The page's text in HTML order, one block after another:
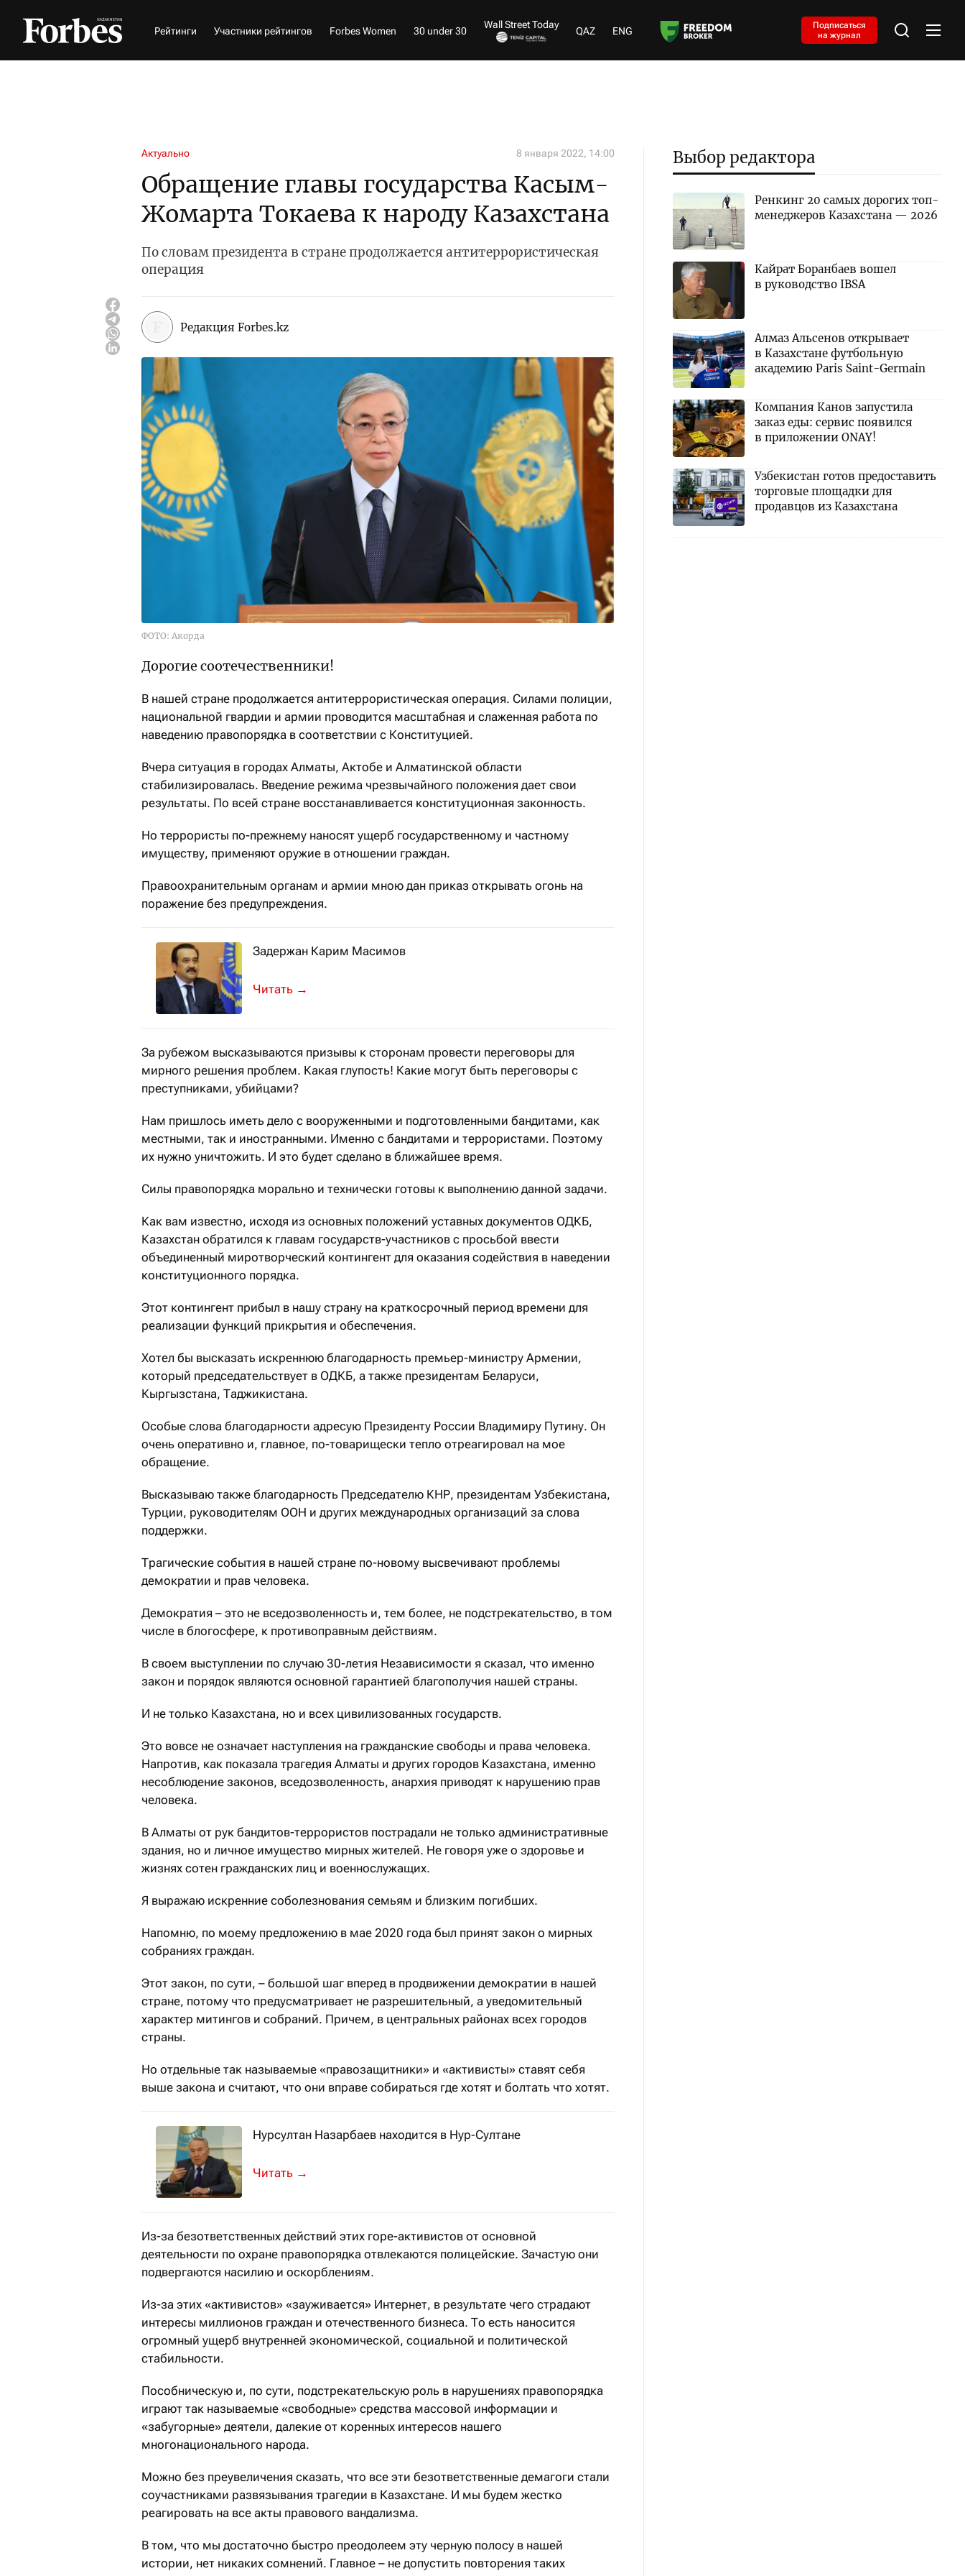
Рейтинги Участники рейтингов Forbes Women 30 under 30
Wall Street Today
QAZ ENG
Подписаться
на журнал
Актуально 8 января 2022, 14:00
Обращение главы государства Касым-
Жомарта Токаева к народу Казахстана
По словам президента в стране продолжается антитеррористическая
операция
Редакция Forbes.kz
ФОТО: Акорда
Дорогие соотечественники!
В нашей стране продолжается антитеррористическая операция. Силами полиции,
национальной гвардии и армии проводится масштабная и слаженная работа по
наведению правопорядка в соответствии с Конституцией.
Вчера ситуация в городах Алматы, Актобе и Алматинской области
стабилизировалась. Введение режима чрезвычайного положения дает свои
результаты. По всей стране восстанавливается конституционная законность.
Но террористы по-прежнему наносят ущерб государственному и частному
имуществу, применяют оружие в отношении граждан.
Правоохранительным органам и армии мною дан приказ открывать огонь на
поражение без предупреждения.
Задержан Карим Масимов
Об этом сообщает Комитет национальной безопасности
→
За рубежом высказываются призывы к сторонам провести переговоры для
мирного решения проблем. Какая глупость! Какие могут быть переговоры с
преступниками, убийцами?
Нам пришлось иметь дело с вооруженными и подготовленными бандитами, как
местными, так и иностранными. Именно с бандитами и террористами. Поэтому
их нужно уничтожить. И это будет сделано в ближайшее время.
Силы правопорядка морально и технически готовы к выполнению данной задачи.
Как вам известно, исходя из основных положений уставных документов ОДКБ,
Казахстан обратился к главам государств-участников с просьбой ввести
объединенный миротворческий контингент для оказания содействия в наведении
конституционного порядка.
Этот контингент прибыл в нашу страну на краткосрочный период времени для
реализации функций прикрытия и обеспечения.
Хотел бы высказать искреннюю благодарность премьер-министру Армении,
который председательствует в ОДКБ, а также президентам Беларуси,
Кыргызстана, Таджикистана.
Особые слова благодарности адресую Президенту России Владимиру Путину. Он
очень оперативно и, главное, по-товарищески тепло отреагировал на мое
обращение.
Высказываю также благодарность Председателю КНР, президентам Узбекистана,
Турции, руководителям ООН и других международных организаций за слова
поддержки.
Трагические события в нашей стране по-новому высвечивают проблемы
демократии и прав человека.
Демократия – это не вседозволенность и, тем более, не подстрекательство, в том
числе в блогосфере, к противоправным действиям.
В своем выступлении по случаю 30-летия Независимости я сказал, что именно
закон и порядок являются основной гарантией благополучия нашей страны.
И не только Казахстана, но и всех цивилизованных государств.
Это вовсе не означает наступления на гражданские свободы и права человека.
Напротив, как показала трагедия Алматы и других городов Казахстана, именно
несоблюдение законов, вседозволенность, анархия приводят к нарушению прав
человека.
В Алматы от рук бандитов-террористов пострадали не только административные
здания, но и личное имущество мирных жителей. Не говоря уже о здоровье и
жизнях сотен гражданских лиц и военнослужащих.
Я выражаю искренние соболезнования семьям и близким погибших.
Напомню, по моему предложению в мае 2020 года был принят закон о мирных
собраниях граждан.
Этот закон, по сути, – большой шаг вперед в продвижении демократии в нашей
стране, потому что предусматривает не разрешительный, а уведомительный
характер митингов и собраний. Причем, в центральных районах всех городов
страны.
Но отдельные так называемые «правозащитники» и «активисты» ставят себя
выше закона и считают, что они вправе собираться где хотят и болтать что хотят.
Нурсултан Назарбаев находится в Нур-Султане
Об этом сообщил пресс-секретарь первого президента Казахстана
→
Из-за безответственных действий этих горе-активистов от основной
деятельности по охране правопорядка отвлекаются полицейские. Зачастую они
подвергаются насилию и оскорблениям.
Из-за этих «активистов» «зауживается» Интернет, в результате чего страдают
интересы миллионов граждан и отечественного бизнеса. То есть наносится
огромный ущерб внутренней экономической, социальной и политической
стабильности.
Пособническую и, по сути, подстрекательскую роль в нарушениях правопорядка
играют так называемые «свободные» средства массовой информации и
«забугорные» деятели, далекие от коренных интересов нашего
многонационального народа.
Можно без преувеличения сказать, что все эти безответственные демагоги стали
соучастниками развязывания трагедии в Казахстане. И мы будем жестко
реагировать на все акты правового вандализма.
В том, что мы достаточно быстро преодолеем эту черную полосу в нашей
истории, нет никаких сомнений. Главное – не допустить повторения таких
Выбор редактора
Ренкинг 20 самых дорогих топ-
менеджеров Казахстана — 2026
Кайрат Боранбаев вошел
в руководство IBSA
Алмаз Альсенов открывает
в Казахстане футбольную
академию Paris Saint-Germain
Компания Канов запустила
заказ еды: сервис появился
в приложении ONAY!
Узбекистан готов предоставить
торговые площадки для
продавцов из Казахстана